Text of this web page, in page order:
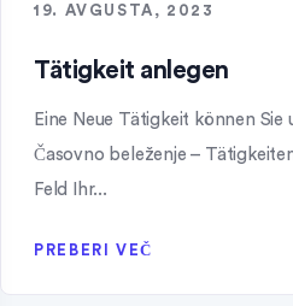
19. AVGUSTA, 2023
Tätigkeit anlegen
Eine Neue Tätigkeit können
Časovno beleženje –
Feld Ihr...
PREBERI VEČ